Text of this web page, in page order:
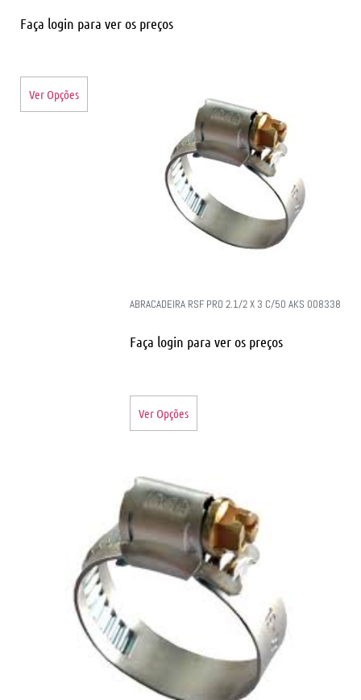
Faça login para ver os preços
Ver Opções
ABRACADEIRA RSF PRO 2.1/2 X 3 C/50 AKS 008338
Faça login para ver os preços
Ver Opções